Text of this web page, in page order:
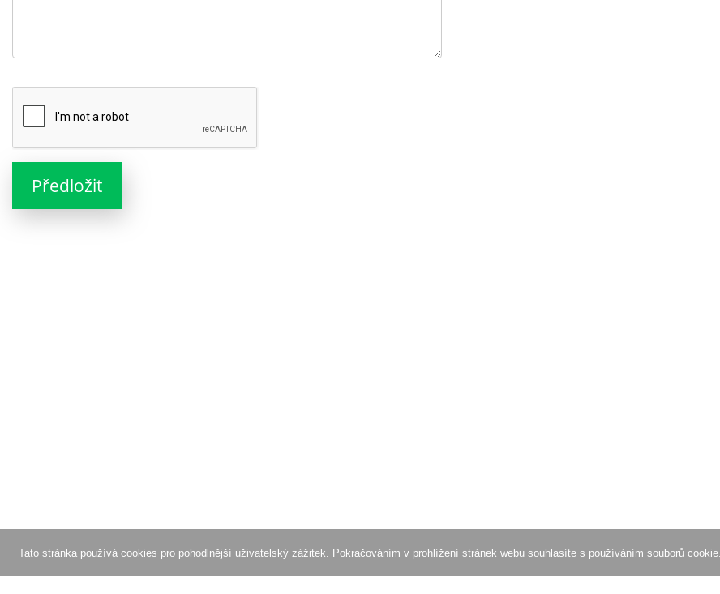
Tato stránka používá cookies pro pohodlnější uživatelský zážitek. Pokračováním v prohlížení stránek webu souhlasíte s používáním souborů cookie.
Předložit